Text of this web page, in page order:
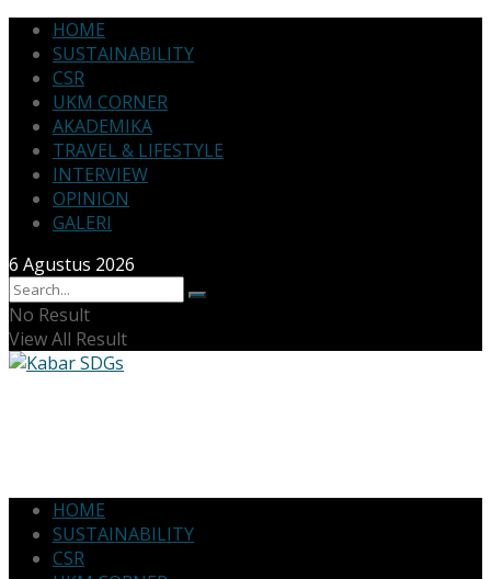
HOME
SUSTAINABILITY
CSR
UKM CORNER
AKADEMIKA
TRAVEL & LIFESTYLE
INTERVIEW
OPINION
GALERI
6 Agustus 2026
No Result
View All Result
HOME
SUSTAINABILITY
CSR